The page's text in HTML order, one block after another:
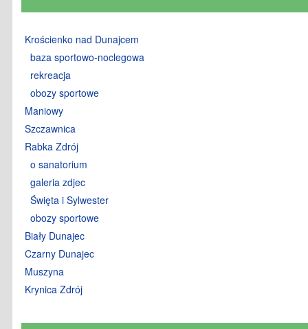
Krościenko nad Dunajcem
baza sportowo-noclegowa
rekreacja
obozy sportowe
Maniowy
Szczawnica
Rabka Zdrój
o sanatorium
galeria zdjec
Święta i Sylwester
obozy sportowe
Biały Dunajec
Czarny Dunajec
Muszyna
Krynica Zdrój